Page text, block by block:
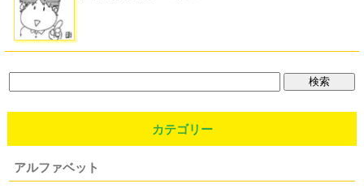
カテゴリー
アルファベット